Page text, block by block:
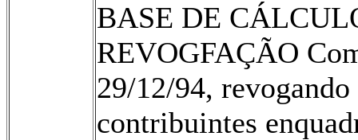
BASE DE
REVOGFAÇÃO
29/12/94,
contribuintes